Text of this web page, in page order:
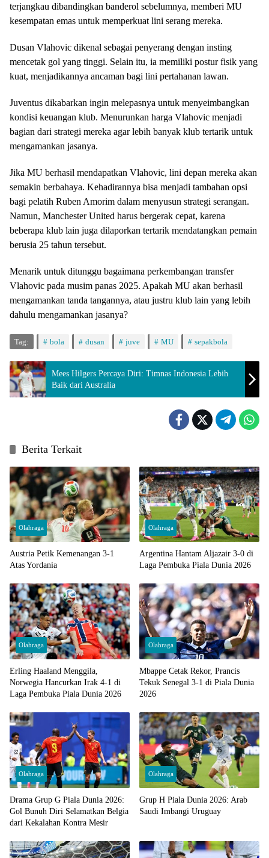
terjangkau dibandingkan banderol sebelumnya, memberi MU
kesempatan emas untuk memperkuat lini serang mereka.
Dusan Vlahovic dikenal sebagai penyerang dengan insting
mencetak gol yang tinggi. Selain itu, ia memiliki postur fisik yang
kuat, menjadikannya ancaman bagi lini pertahanan lawan.
Juventus dikabarkan ingin melepasnya untuk menyeimbangkan
kondisi keuangan klub. Menurunkan harga Vlahovic menjadi
bagian dari strategi mereka agar lebih banyak klub tertarik untuk
mengamankan jasanya.
Jika MU berhasil mendapatkan Vlahovic, lini depan mereka akan
semakin berbahaya. Kehadirannya bisa menjadi tambahan opsi
bagi pelatih Ruben Amorim dalam menyusun strategi serangan.
Namun, Manchester United harus bergerak cepat, karena
beberapa klub lain juga dilaporkan tertarik mendatangkan pemain
berusia 25 tahun tersebut.
Menarik untuk ditunggu bagaimana perkembangan transfer
Vlahovic pada musim panas 2025. Apakah MU akan berhasil
mengamankan tanda tangannya, atau justru klub lain yang lebih
dahulu mengamankan jasanya?
Tag: bola dusan juve MU sepakbola
Mees Hilgers Percaya Diri: Timnas Indonesia Lebih
Baik dari Australia
Berita Terkait
Olahraga
Austria Petik Kemenangan 3-1
Atas Yordania
Olahraga
Argentina Hantam Aljazair 3-0 di
Laga Pembuka Piala Dunia 2026
Olahraga
Erling Haaland Menggila,
Norwegia Hancurkan Irak 4-1 di
Laga Pembuka Piala Dunia 2026
Olahraga
Mbappe Cetak Rekor, Prancis
Tekuk Senegal 3-1 di Piala Dunia
2026
Olahraga
Drama Grup G Piala Dunia 2026:
Gol Bunuh Diri Selamatkan Belgia
dari Kekalahan Kontra Mesir
Olahraga
Grup H Piala Dunia 2026: Arab
Saudi Imbangi Uruguay